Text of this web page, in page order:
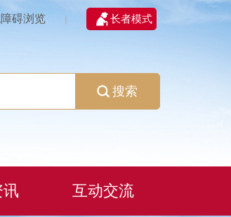
碍浏览 | 长者模式
搜索
讯 互动交流